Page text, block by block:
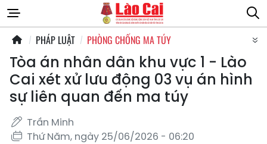
PHÁP LUẬT PHÒNG CHỐNG MA TÚY
Tòa án nhân dân khu vực 1 - Lào
Cai xét xử lưu động 03 vụ án hình
sự liên quan đến ma túy
Trần Minh
Thứ Năm, ngày 25/06/2026 - 06:20